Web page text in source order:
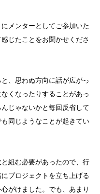
メンターとしてご参加いた
じたことをお聞かせくださ
、思わぬ方向に話が広がっ
くなったりすることがあっ
じゃないかと毎回反省して
同じようなことが起きてい
組む必要があったので、行
プロジェクトを立ち上げる
がけました。でも、あまり